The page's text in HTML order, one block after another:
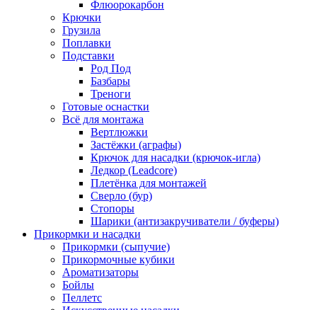
Флюорокарбон
Крючки
Грузила
Поплавки
Подставки
Род Под
Базбары
Треноги
Готовые оснастки
Всё для монтажа
Вертлюжки
Застёжки (аграфы)
Крючок для насадки (крючок-игла)
Ледкор (Leadcore)
Плетёнка для монтажей
Сверло (бур)
Стопоры
Шарики (антизакручиватели / буферы)
Прикормки и насадки
Прикормки (сыпучие)
Прикормочные кубики
Ароматизаторы
Бойлы
Пеллетс